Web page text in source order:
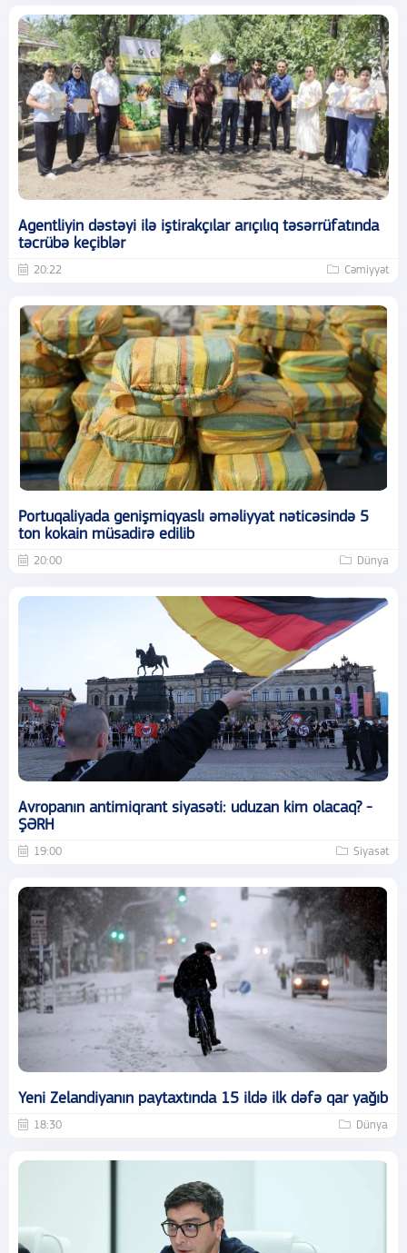
Agentliyin dəstəyi ilə iştirakçılar arıçılıq təsərrüfatında
təcrübə keçiblər
20:22 Cəmiyyət
Portuqaliyada genişmiqyaslı əməliyyat nəticəsində 5
ton kokain müsadirə edilib
20:00 Dünya
Avropanın antimiqrant siyasəti: uduzan kim olacaq? -
ŞƏRH
19:00 Siyasət
Yeni Zelandiyanın paytaxtında 15 ildə ilk dəfə qar yağıb
18:30 Dünya